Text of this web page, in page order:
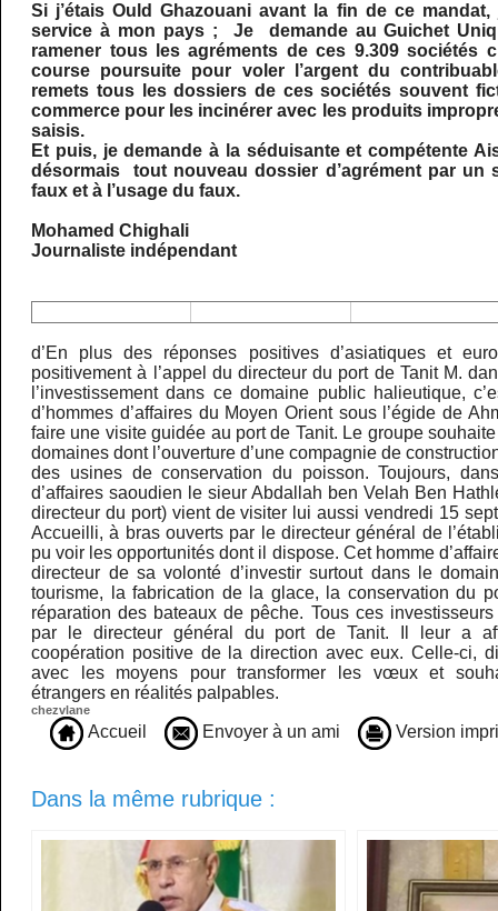
Si j’étais Ould Ghazouani avant la fin de ce
service à mon pays ; Je demande au Guichet
ramener tous les agréments de ces 9.309 sociétés
course poursuite pour voler l’argent du
remets tous les dossiers de ces sociétés souvent
commerce pour les incinérer avec les produits
saisis.
Et puis, je demande à la séduisante et compétente
désormais tout nouveau dossier d’agrément par un
faux et à l’usage du faux.
Mohamed Chighali
Journaliste indépendant
d’En plus des réponses positives d’asiatiques et
positivement à l’appel du directeur du port de Tanit M.
l’investissement dans ce domaine public halieutique,
d’hommes d’affaires du Moyen Orient sous l’égide de
faire une visite guidée au port de Tanit. Le groupe
domaines dont l’ouverture d’une compagnie de
des usines de conservation du poisson. Toujours,
d’affaires saoudien le sieur Abdallah ben Velah Ben
directeur du port) vient de visiter lui aussi vendredi 15
Accueilli, à bras ouverts par le directeur général de
pu voir les opportunités dont il dispose. Cet homme
directeur de sa volonté d’investir surtout dans le
tourisme, la fabrication de la glace, la conservation du
réparation des bateaux de pêche. Tous ces
par le directeur général du port de Tanit. Il leur a
coopération positive de la direction avec eux. Celle-ci,
avec les moyens pour transformer les vœux et
étrangers en réalités palpables.
chezvlane
Accueil Envoyer à un ami Version
Dans la même rubrique :